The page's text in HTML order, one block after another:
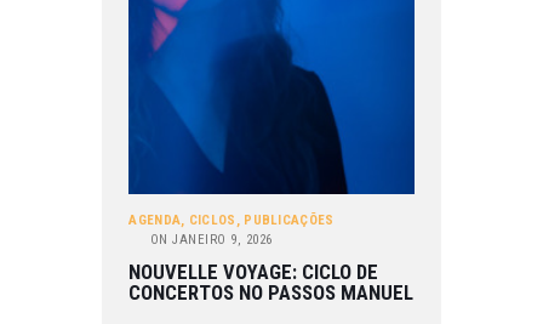
AGENDA, CICLOS , PUBLICAÇÕES
ON JANEIRO 9, 2026
NOUVELLE VOYAGE: CICLO DE
CONCERTOS NO PASSOS MANUEL